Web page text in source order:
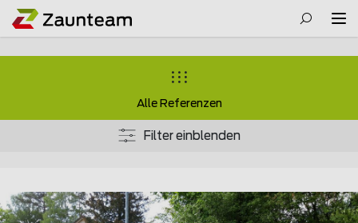
Alle Referenzen
Filter einblenden